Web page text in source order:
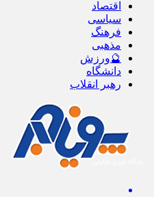
اقتصاد
سیاسی
فرهنگ
مذهبی
🔮ورزش
دانشگاه
رهبر انقلاب